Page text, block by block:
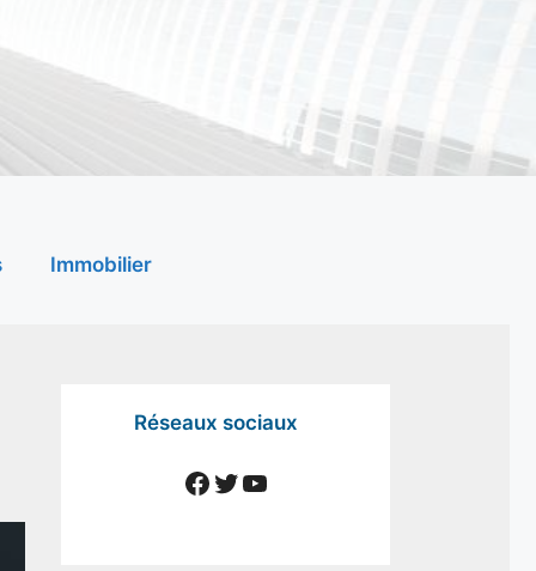
Immobilier
Réseaux sociaux
Facebook
Twitter
YouTube